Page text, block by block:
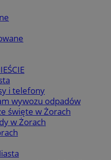
i telefony
wywozu odpadów
święte w Żorach
w Żorach